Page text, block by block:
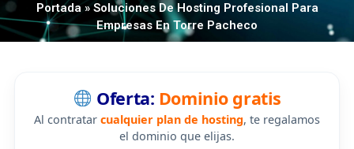
Portada» Soluciones De Hosting Profesional Para
Empresas En Torre Pacheco
Oferta: Dominio gratis
Al contratar cualquier plan de hosting, te regalamos
el dominio que elijas.